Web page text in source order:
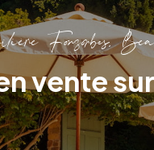
Fonsorbes,
vente